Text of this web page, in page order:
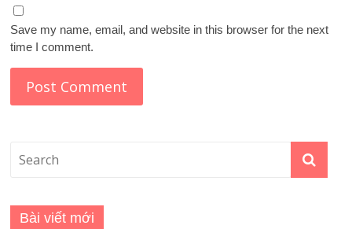
Save my name, email, and website in this browser for the next
time I comment.
Bài viết mới